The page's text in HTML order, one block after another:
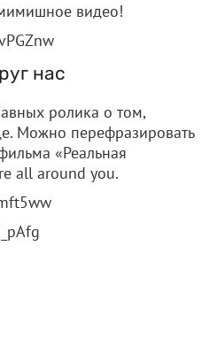
видео!
нас
ролика о том,
Можно перефразировать
«Реальная
all around you.